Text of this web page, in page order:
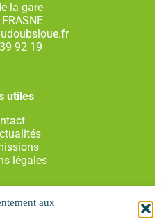
aux
la gare
92 19
utiles
légales
Newsletter